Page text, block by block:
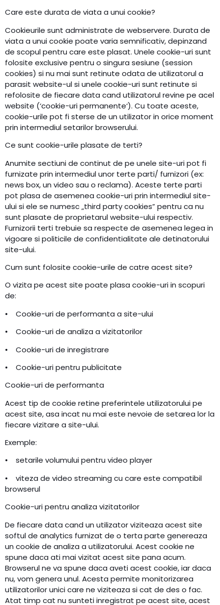
Care este durata de viata a unui cookie?
Cookieurile sunt administrate de webservere. Durata de
viata a unui cookie poate varia semnificativ, depinzand
de scopul pentru care este plasat. Unele cookie-uri sunt
folosite exclusive pentru o singura sesiune (session
cookies) si nu mai sunt retinute odata de utilizatorul a
parasit website-ul si unele cookie-uri sunt retinute si
refolosite de fiecare data cand utilizatorul revine pe acel
website (‘cookie-uri permanente‘). Cu toate aceste,
cookie-urile pot fi sterse de un utilizator in orice moment
prin intermediul setarilor browserului.
Ce sunt cookie-urile plasate de terti?
Anumite sectiuni de continut de pe unele site-uri pot fi
furnizate prin intermediul unor terte parti/ furnizori (ex:
news box, un video sau o reclama). Aceste terte parti
pot plasa de asemenea cookie-uri prin intermediul site-
ului si ele se numesc „third party cookies” pentru ca nu
sunt plasate de proprietarul website-ului respectiv.
Furnizorii terti trebuie sa respecte de asemenea legea in
vigoare si politicile de confidentialitate ale detinatorului
site-ului.
Cum sunt folosite cookie-urile de catre acest site?
O vizita pe acest site poate plasa cookie-uri in scopuri
de:
• Cookie-uri de performanta a site-ului
• Cookie-uri de analiza a vizitatorilor
• Cookie-uri de inregistrare
• Cookie-uri pentru publicitate
Cookie-uri de performanta
Acest tip de cookie retine preferintele utilizatorului pe
acest site, asa incat nu mai este nevoie de setarea lor la
fiecare vizitare a site-ului.
Exemple:
• setarile volumului pentru video player
• viteza de video streaming cu care este compatibil
browserul
Cookie-uri pentru analiza vizitatorilor
De fiecare data cand un utilizator viziteaza acest site
softul de analytics furnizat de o terta parte genereaza
un cookie de analiza a utilizatorului. Acest cookie ne
spune daca ati mai vizitat acest site pana acum.
Browserul ne va spune daca aveti acest cookie, iar daca
nu, vom genera unul. Acesta permite monitorizarea
utilizatorilor unici care ne viziteaza si cat de des o fac.
Atat timp cat nu sunteti inregistrat pe acest site, acest